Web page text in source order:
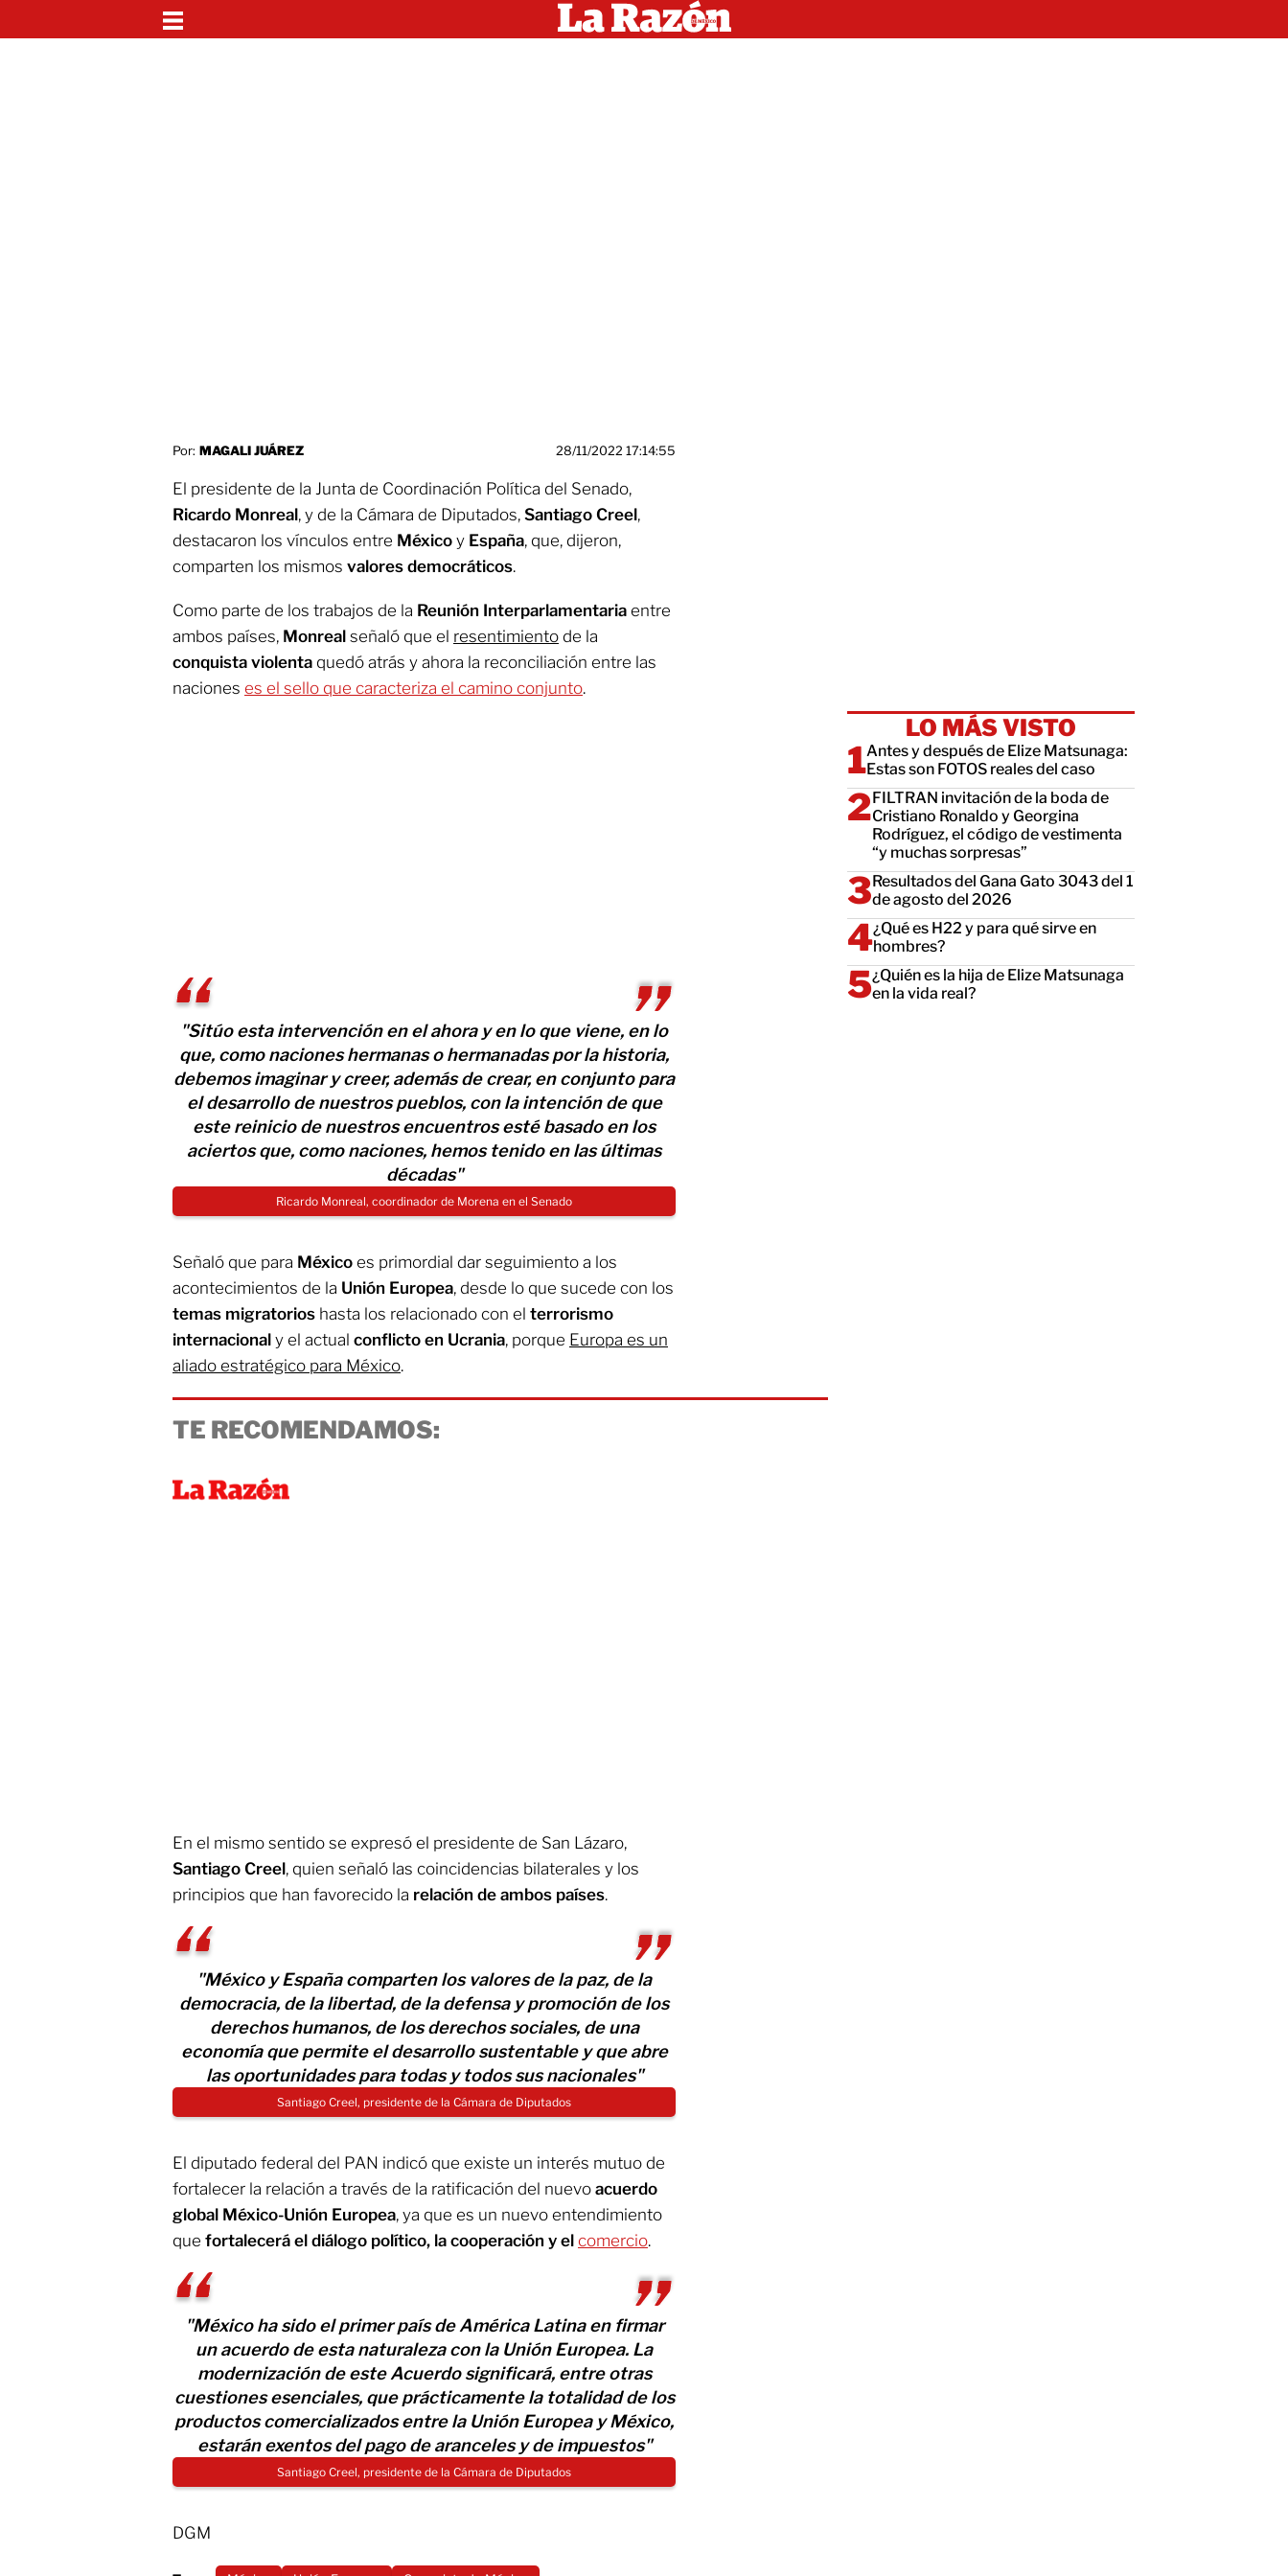
Por: MAGALI JUÁREZ 28/11/2022 17:14:55
El presidente de la Junta de Coordinación Política del Senado,
Ricardo Monreal, y de la Cámara de Diputados, Santiago Creel,
destacaron los vínculos entre México y España, que, dijeron,
comparten los mismos valores democráticos.
Como parte de los trabajos de la Reunión Interparlamentaria entre
ambos países, Monreal señaló que el resentimiento de la
conquista violenta quedó atrás y ahora la reconciliación entre las
naciones es el sello que caracteriza el camino conjunto.
"Sitúo esta intervención en el ahora y en lo que viene, en lo
que, como naciones hermanas o hermanadas por la historia,
debemos imaginar y creer, además de crear, en conjunto para
el desarrollo de nuestros pueblos, con la intención de que
este reinicio de nuestros encuentros esté basado en los
aciertos que, como naciones, hemos tenido en las últimas
décadas"
Ricardo Monreal, coordinador de Morena en el Senado
Señaló que para México es primordial dar seguimiento a los
acontecimientos de la Unión Europea, desde lo que sucede con los
temas migratorios hasta los relacionado con el terrorismo
internacional y el actual conflicto en Ucrania, porque Europa es un
aliado estratégico para México.
TE RECOMENDAMOS:
En el mismo sentido se expresó el presidente de San Lázaro,
Santiago Creel, quien señaló las coincidencias bilaterales y los
principios que han favorecido la relación de ambos países.
"México y España comparten los valores de la paz, de la
democracia, de la libertad, de la defensa y promoción de los
derechos humanos, de los derechos sociales, de una
economía que permite el desarrollo sustentable y que abre
las oportunidades para todas y todos sus nacionales"
Santiago Creel, presidente de la Cámara de Diputados
El diputado federal del PAN indicó que existe un interés mutuo de
fortalecer la relación a través de la ratificación del nuevo acuerdo
global México-Unión Europea, ya que es un nuevo entendimiento
que fortalecerá el diálogo político, la cooperación y el comercio.
"México ha sido el primer país de América Latina en firmar
un acuerdo de esta naturaleza con la Unión Europea. La
modernización de este Acuerdo significará, entre otras
cuestiones esenciales, que prácticamente la totalidad de los
productos comercializados entre la Unión Europea y México,
estarán exentos del pago de aranceles y de impuestos"
Santiago Creel, presidente de la Cámara de Diputados
DGM
LO MÁS VISTO
Antes y después de Elize Matsunaga:
Estas son FOTOS reales del caso
FILTRAN invitación de la boda de
Cristiano Ronaldo y Georgina
Rodríguez, el código de vestimenta
“y muchas sorpresas”
Resultados del Gana Gato 3043 del 1
de agosto del 2026
¿Qué es H22 y para qué sirve en
hombres?
¿Quién es la hija de Elize Matsunaga
en la vida real?